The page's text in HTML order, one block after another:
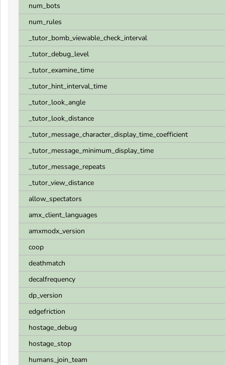
num_bots
num_rules
_tutor_bomb_viewable_check_interval
_tutor_debug_level
_tutor_examine_time
_tutor_hint_interval_time
_tutor_look_angle
_tutor_look_distance
_tutor_message_character_display_time_coefficient
_tutor_message_minimum_display_time
_tutor_message_repeats
_tutor_view_distance
allow_spectators
amx_client_languages
amxmodx_version
coop
deathmatch
decalfrequency
dp_version
edgefriction
hostage_debug
hostage_stop
humans_join_team